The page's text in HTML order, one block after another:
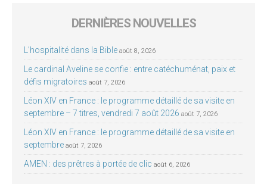
DERNIÈRES NOUVELLES
L’hospitalité dans la Bible août 8, 2026
Le cardinal Aveline se confie : entre catéchuménat, paix et
défis migratoires août 7, 2026
Léon XIV en France : le programme détaillé de sa visite en
septembre – 7 titres, vendredi 7 août 2026 août 7, 2026
Léon XIV en France : le programme détaillé de sa visite en
septembre août 7, 2026
AMEN : des prêtres à portée de clic août 6, 2026